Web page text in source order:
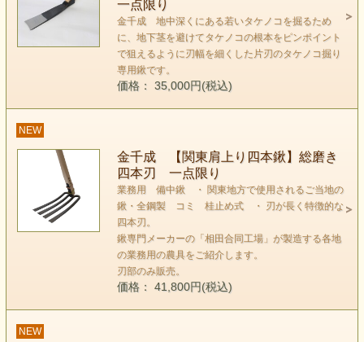
一点限り
金千成 地中深くにある若いタケノコを掘るため
に、地下茎を避けてタケノコの根本をピンポイント
で狙えるように刃幅を細くした片刃のタケノコ掘り
専用鍬です。
価格： 35,000円(税込)
NEW
金千成 【関東肩上り四本鍬】総磨き
四本刃 一点限り
業務用 備中鍬 ・ 関東地方で使用されるご当地の
鍬・全鋼製 コミ 桂止め式 ・ 刃が長く特徴的な
四本刃。
鍬専門メーカーの「相田合同工場」が製造する各地
の業務用の農具をご紹介します。
刃部のみ販売。
価格： 41,800円(税込)
NEW